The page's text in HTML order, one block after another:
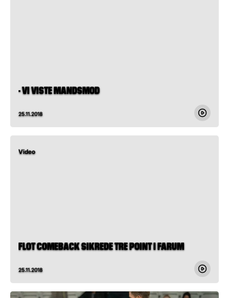
- VI VISTE MANDSMOD
25.11.2018
Video
FLOT COMEBACK SIKREDE TRE POINT I FARUM
25.11.2018